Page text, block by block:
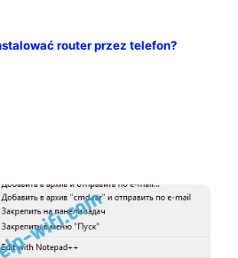
router przez telefon?